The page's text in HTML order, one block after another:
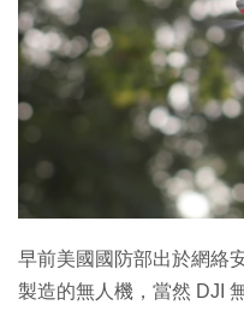
Enterprise Digital
早前美國國防部出於網絡
製造的無人機，當然 DJI